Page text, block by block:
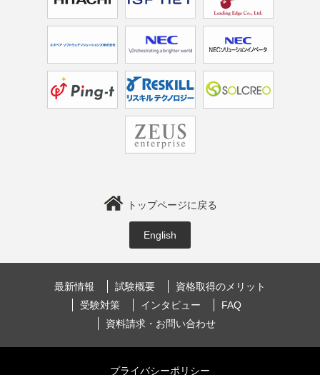
トップページに戻る
English
最新情報 試験概要
資格取得のメリット
受験対策
インタビュー
FAQ
資料請求・お問い合わせ
プライバシーポリシー